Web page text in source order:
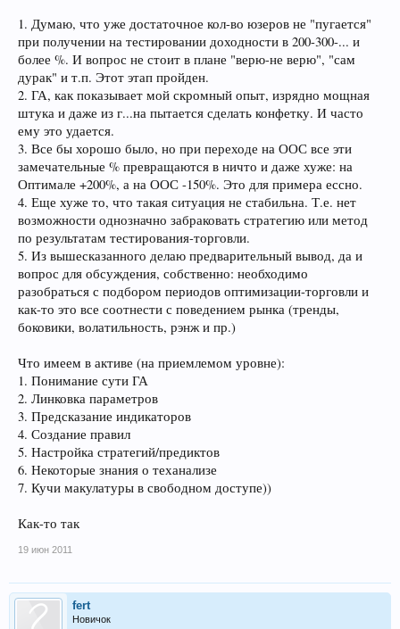
1. Думаю, что уже достаточное кол-во юзеров не "пугается"
при получении на тестировании доходности в 200-300-... и
более %. И вопрос не стоит в плане "верю-не верю", "сам
дурак" и т.п. Этот этап пройден.
2. ГА, как показывает мой скромный опыт, изрядно мощная
штука и даже из г...на пытается сделать конфетку. И часто
ему это удается.
3. Все бы хорошо было, но при переходе на ООС все эти
замечательные % превращаются в ничто и даже хуже: на
Оптимале +200%, а на ООС -150%. Это для примера ессно.
4. Еще хуже то, что такая ситуация не стабильна. Т.е. нет
возможности однозначно забраковать стратегию или метод
по результатам тестирования-торговли.
5. Из вышесказанного делаю предварительный вывод, да и
вопрос для обсуждения, собственно: необходимо
разобраться с подбором периодов оптимизации-торговли и
как-то это все соотнести с поведением рынка (тренды,
боковики, волатильность, рэнж и пр.)
Что имеем в активе (на приемлемом уровне):
1. Понимание сути ГА
2. Линковка параметров
3. Предсказание индикаторов
4. Создание правил
5. Настройка стратегий/предиктов
6. Некоторые знания о теханализе
7. Кучи макулатуры в свободном доступе))
Как-то так
19 июн 2011
fert
Новичок